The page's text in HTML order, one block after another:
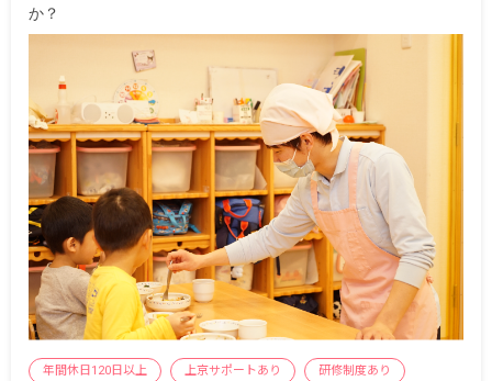
か？
年間休日120日以上 上京サポートあり 研修制度あり